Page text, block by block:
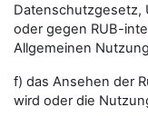
Datenschutzgesetz,
oder gegen RUB-
Allgemeinen
f) das Ansehen der
wird oder die